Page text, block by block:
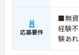
応募要件
■無資
経験
験あ